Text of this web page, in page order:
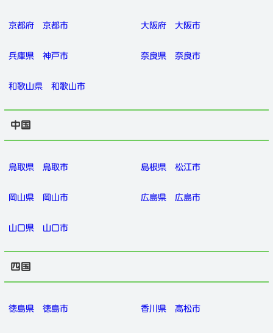
京都府 京都市 大阪府 大阪市
兵庫県 神戸市 奈良県 奈良市
和歌山県 和歌山市
中国
鳥取県 鳥取市 島根県 松江市
岡山県 岡山市 広島県 広島市
山口県 山口市
四国
徳島県 徳島市 香川県 高松市